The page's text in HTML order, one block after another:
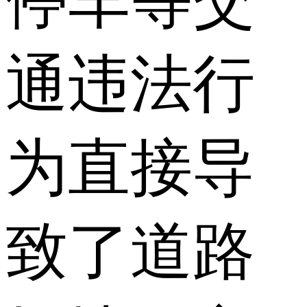
通违法行
为直接导
致了道路